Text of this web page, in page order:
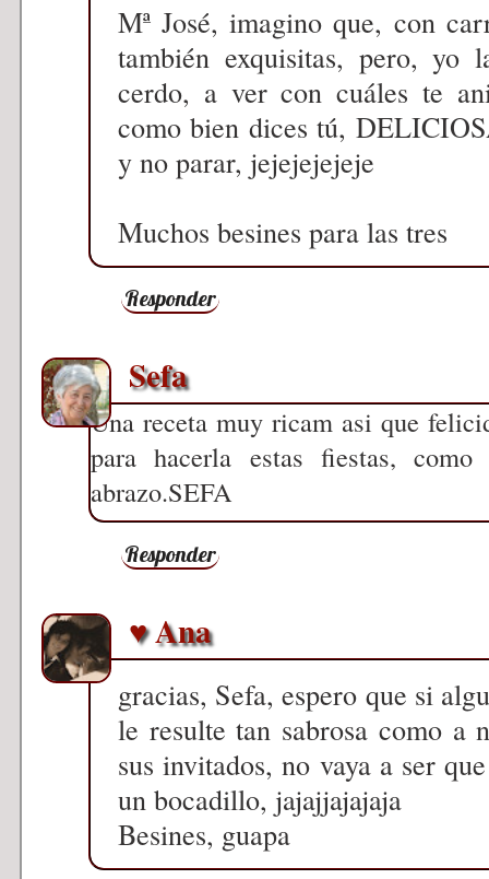
Mª José, imagino que, con
también exquisitas, pero, yo
cerdo, a ver con cuáles te
como bien dices tú,
y no parar, jejejejejeje
Muchos besines para las tres
Responder
Sefa
Una receta muy ricam asi que
para hacerla estas fiestas,
abrazo.SEFA
Responder
♥ Ana
gracias, Sefa, espero que si
le resulte tan sabrosa como a
sus invitados, no vaya a ser
un bocadillo, jajajjajajaja
Besines, guapa